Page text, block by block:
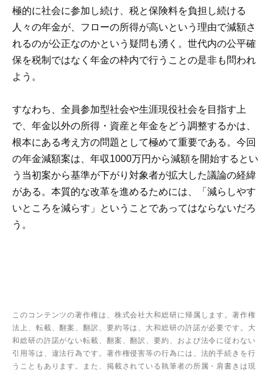
極的に社会に参加し続け、税と保険料を負担し続ける
人々の年金が、フローの所得が高いという理由で減額さ
れるのが公正なのかという疑問も湧く。世代内の公平確
保を税制ではなく年金の枠内で行うことの是非も問われ
よう。
すなわち、全員参加型社会や生涯現役社会を目指す上
で、年金以外の所得・資産と年金をどう調整するかは、
根本にある考え方の問題として極めて重要である。今回
の年金減額案は、年収1000万円から減額を開始するとい
う当初案から基準が下がり対象者が拡大した議論の経緯
がある。本質的な改革を進めるためには、「減らしやす
いところを減らす」ということであってはならないだろ
う。
このコンテンツの著作権は、株式会社大和総研に帰属します。著作権
法上、転載、翻案、翻訳、要約等は、大和総研の許諾が必要です。大
和総研の許諾がない転載、翻案、翻訳、要約、および法令に従わない
引用等は、違法行為です。著作権侵害等の行為には、法的手続きを行
うこともあります。また、掲載されている執筆者の所属・肩書きは現